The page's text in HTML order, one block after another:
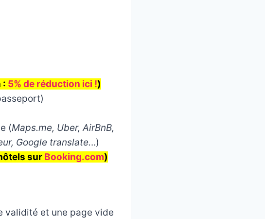
: 5% de réduction ici !)
(Maps.me, Uber, AirBnB,
Google translate...)
sur Booking.com)
validité et une page vide